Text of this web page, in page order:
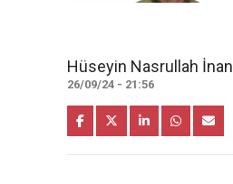
Hüseyin Nasrullah İnan
26/09/24 - 21:56